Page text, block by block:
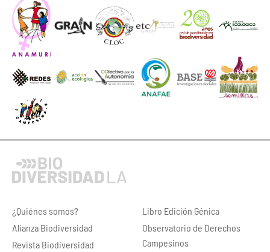
¿Quiénes somos?
Alianza Biodiversidad
Revista Biodiversidad
Libro Edición Génica
Observatorio de Derechos
Campesinos